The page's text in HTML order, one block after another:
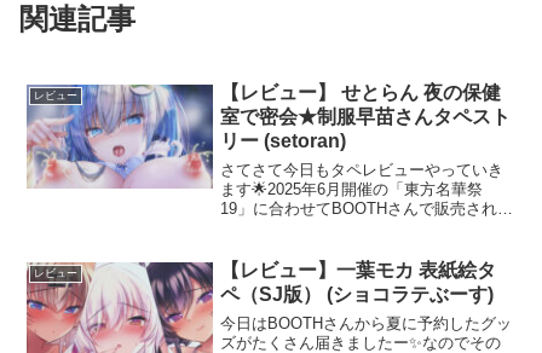
関連記事
レビュー
【レビュー】 せとらん 夜の保健
室で密会★制服早苗さんタペスト
リー (setoran)
さてさて今日もタペレビューやっていき
ます🌟2025年6月開催の「東方名華祭
19」に合わせてBOOTHさんで販売され
とらんさん「夜の保健室で密会★制服早
苗さんタペストリー...
レビュー
【レビュー】一葉モカ 表紙絵タ
ペ（SJ版） (ショコラテぶーす)
今日はBOOTHさんから夏に予約したグッ
ズがたくさん届きましたー✨なのでその